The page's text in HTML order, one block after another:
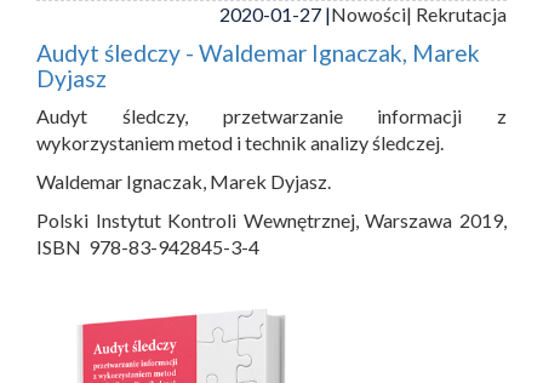
2020-01-27 |Nowości| Rekrutacja
Audyt śledczy - Waldemar Ignaczak, Marek
Dyjasz
Audyt śledczy, przetwarzanie informacji z
wykorzystaniem metod i technik analizy śledczej.
Waldemar Ignaczak, Marek Dyjasz.
Polski Instytut Kontroli Wewnętrznej, Warszawa 2019,
ISBN 978-83-942845-3-4